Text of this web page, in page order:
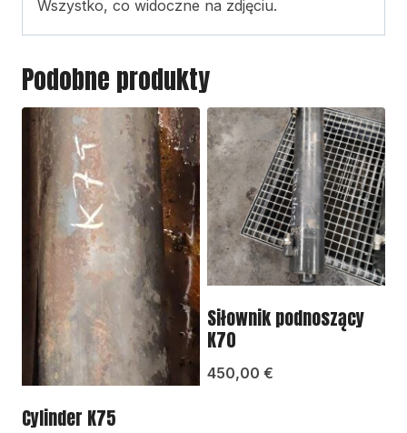
Wszystko, co widoczne na zdjęciu.
Podobne produkty
Cylinder K75
Siłownik podnoszący
K70
450,00 €